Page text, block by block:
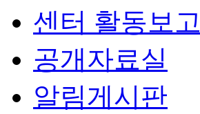
센터 활동보고
공개자료실
알림게시판